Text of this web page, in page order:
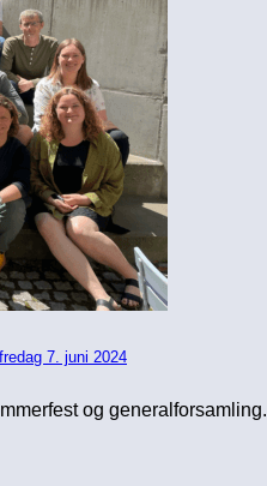
7. juni 2024
og generalforsamling.